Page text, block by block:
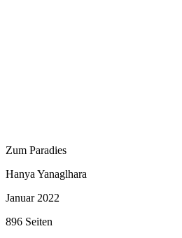
Zum Paradies
Hanya Yanaglhara
Januar 2022
896 Seiten